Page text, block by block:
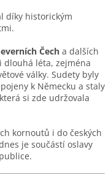
díky historickým
Čech a dalších
dlouhá léta, zejména
války. Sudety byly
k Německu a staly
si zde udržovala
kornoutů i do českých
je součástí oslavy